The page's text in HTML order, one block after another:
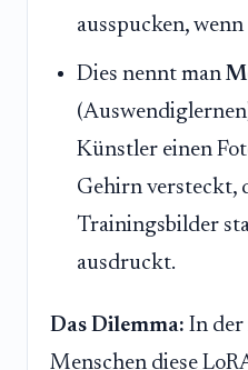
ausspucken,
Dies nennt man
Künstler einen
Gehirn versteckt,
Trainingsbilder
ausdruckt.
Das Dilemma: In der
Menschen diese